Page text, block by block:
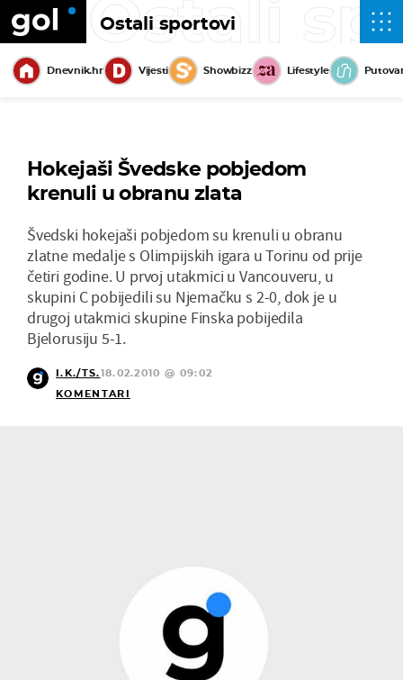
Ostali sportovi
Ostali
Dnevnik.hr Vijesti Showbizz Lifestyle
Hokejaši Švedske pobjedom
krenuli u obranu zlata
Švedski hokejaši pobjedom su krenuli u obranu
zlatne medalje s Olimpijskih igara u Torinu od prije
četiri godine. U prvoj utakmici u Vancouveru, u
skupini C pobijedili su Njemačku s 2-0, dok je u
drugoj utakmici skupine Finska pobijedila
Bjelorusiju 5-1.
I.K./TS.18.02.2010 @ 09:02
KOMENTARI